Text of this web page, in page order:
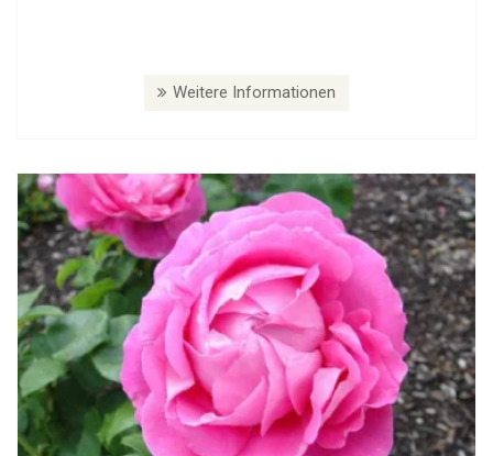
Weitere Informationen